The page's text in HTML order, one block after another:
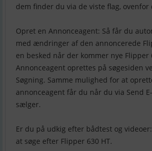
dem finder du via de viste flag, ovenfor
Opret en Annonceagent: Så får du
med ændringer af den annoncerede
en besked når der kommer nye Flipper
Annonceagent oprettes på søgesiden
Søgning. Samme mulighed for at
annonceagent får du når du via Send
sælger.
Er du på udkig efter bådtest og
at søge efter Flipper 630 HT.